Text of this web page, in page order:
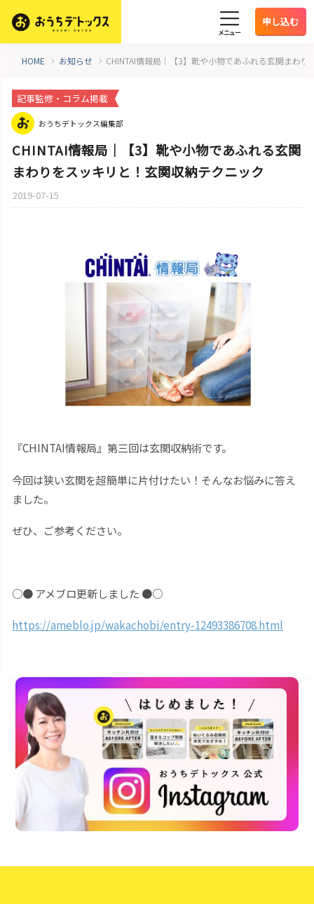
メニュー
申し込む
HOME お知らせ CHINTAI情報局｜【3】靴や小物であふれる玄関まわ
記事監修・コラム掲載
おうちデトックス編集部
CHINTAI情報局｜【3】靴や小物であふれる玄関
まわりをスッキリと！玄関収納テクニック
2019-07-15
『CHINTAI情報局』第三回は玄関収納術です。
今回は狭い玄関を超簡単に片付けたい！そんなお悩みに答え
ました。
ぜひ、ご参考ください。
○● アメブロ更新しました ●○
https://ameblo.jp/wakachobi/entry-12493386708.html